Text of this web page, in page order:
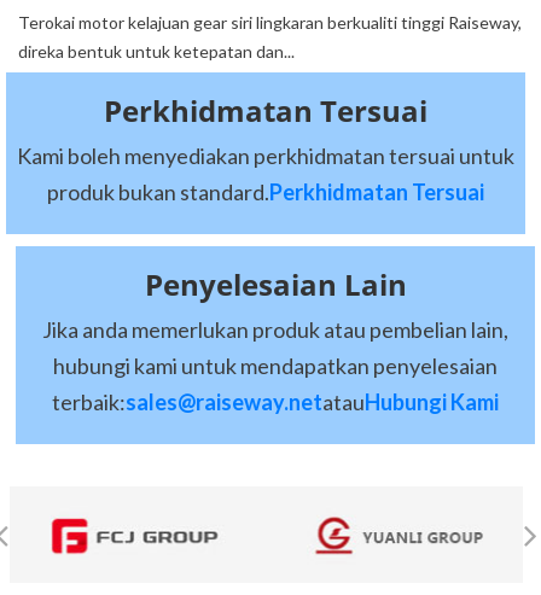
Terokai motor kelajuan gear siri lingkaran berkualiti tinggi Raiseway,
direka bentuk untuk ketepatan dan...
Perkhidmatan Tersuai
Kami boleh menyediakan perkhidmatan tersuai untuk
produk bukan standard.Perkhidmatan Tersuai
Penyelesaian Lain
Jika anda memerlukan produk atau pembelian lain,
hubungi kami untuk mendapatkan penyelesaian
terbaik:sales@raiseway.netatauHubungi Kami